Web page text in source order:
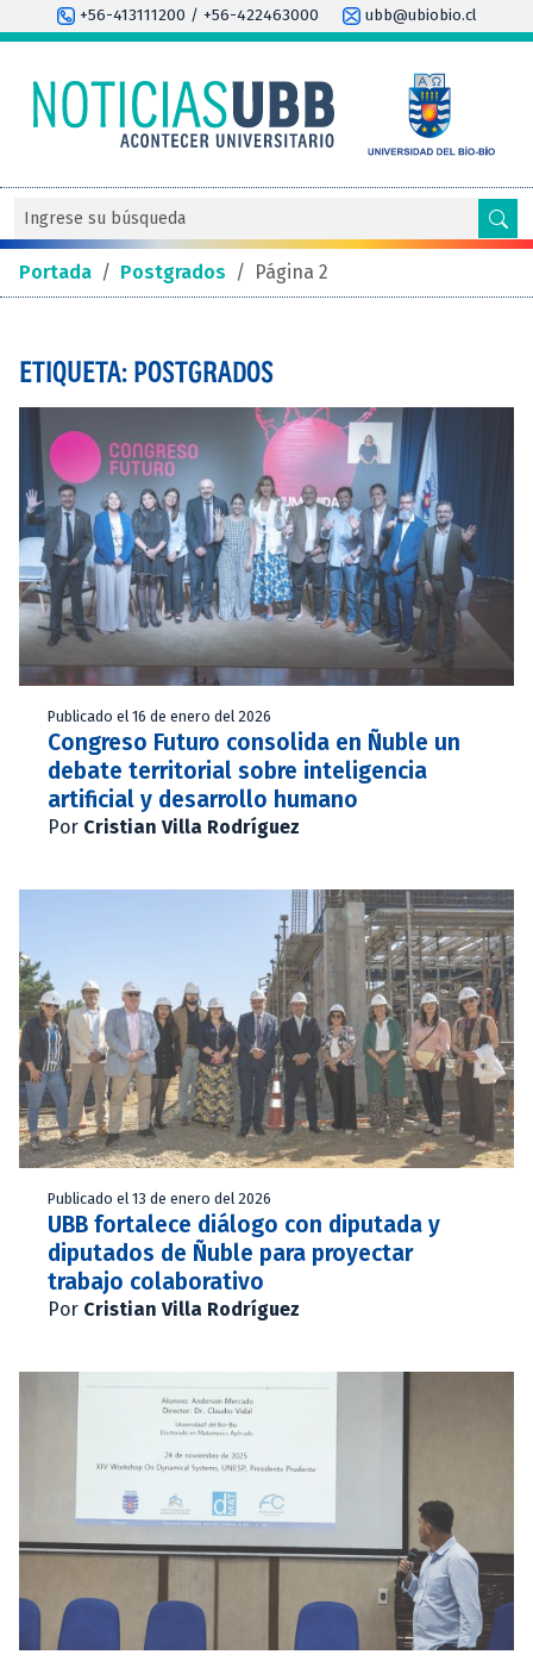
+56-413111200 / +56-422463000 ubb@ubiobio.cl
Portada / Postgrados / Página 2
ETIQUETA: POSTGRADOS
Publicado el 16 de enero del 2026
Congreso Futuro consolida en Ñuble un
debate territorial sobre inteligencia
artificial y desarrollo humano
Por Cristian Villa Rodríguez
Publicado el 13 de enero del 2026
UBB fortalece diálogo con diputada y
diputados de Ñuble para proyectar
trabajo colaborativo
Por Cristian Villa Rodríguez